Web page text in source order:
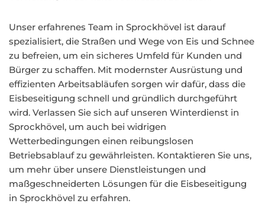
Unser erfahrenes Team in Sprockhövel ist darauf
spezialisiert, die Straßen und Wege von Eis und Schnee
zu befreien, um ein sicheres Umfeld für Kunden und
Bürger zu schaffen. Mit modernster Ausrüstung und
effizienten Arbeitsabläufen sorgen wir dafür, dass die
Eisbeseitigung schnell und gründlich durchgeführt
wird. Verlassen Sie sich auf unseren Winterdienst in
Sprockhövel, um auch bei widrigen
Wetterbedingungen einen reibungslosen
Betriebsablauf zu gewährleisten. Kontaktieren Sie uns,
um mehr über unsere Dienstleistungen und
maßgeschneiderten Lösungen für die Eisbeseitigung
in Sprockhövel zu erfahren.